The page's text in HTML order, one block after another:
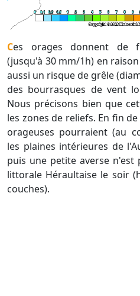
Ces orages donnent de fortes pluies ponctuelles
(jusqu'à 30 mm/1h) en
aussi un risque de grêle
des bourrasques de vent
Nous précisons bien que
les zones de reliefs. En fin
orageuses pourraient (au
les plaines intérieures de
puis une petite averse n'est
littorale Héraultaise le soir
couches).